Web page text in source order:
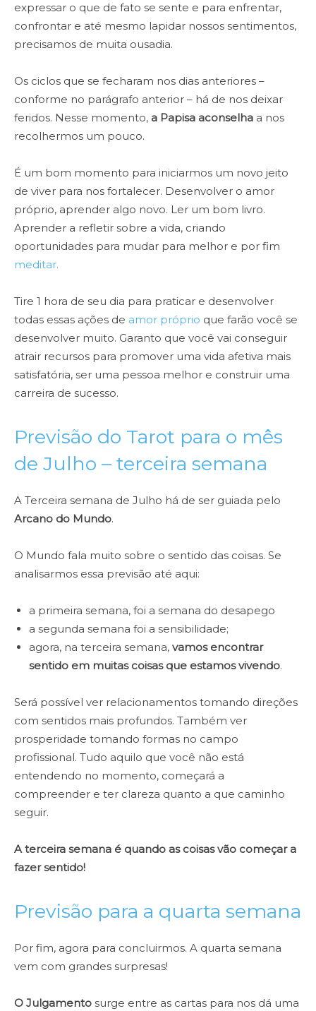
expressar o que de fato se sente e para enfrentar,
confrontar e até mesmo lapidar nossos sentimentos,
precisamos de muita ousadia.
Os ciclos que se fecharam nos dias anteriores –
conforme no parágrafo anterior – há de nos deixar
feridos. Nesse momento, a Papisa aconselha a nos
recolhermos um pouco.
É um bom momento para iniciarmos um novo jeito
de viver para nos fortalecer. Desenvolver o amor
próprio, aprender algo novo. Ler um bom livro.
Aprender a refletir sobre a vida, criando
oportunidades para mudar para melhor e por fim
meditar.
Tire 1 hora de seu dia para praticar e desenvolver
todas essas ações de amor próprio que farão você se
desenvolver muito. Garanto que você vai conseguir
atrair recursos para promover uma vida afetiva mais
satisfatória, ser uma pessoa melhor e construir uma
carreira de sucesso.
Previsão do Tarot para o mês
de Julho – terceira semana
A Terceira semana de Julho há de ser guiada pelo
Arcano do Mundo.
O Mundo fala muito sobre o sentido das coisas. Se
analisarmos essa previsão até aqui:
a primeira semana, foi a semana do desapego
a segunda semana foi a sensibilidade;
agora, na terceira semana, vamos encontrar
sentido em muitas coisas que estamos vivendo.
Será possível ver relacionamentos tomando direções
com sentidos mais profundos. Também ver
prosperidade tomando formas no campo
profissional. Tudo aquilo que você não está
entendendo no momento, começará a
compreender e ter clareza quanto a que caminho
seguir.
A terceira semana é quando as coisas vão começar a
fazer sentido!
Previsão para a quarta semana
Por fim, agora para concluirmos. A quarta semana
vem com grandes surpresas!
O Julgamento surge entre as cartas para nos dá uma